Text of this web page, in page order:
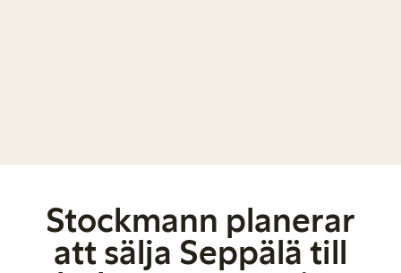
Stockmann planerar
att sälja Seppälä till